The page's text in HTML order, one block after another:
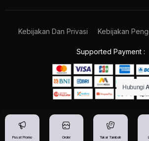
Supported Payment :
Kebijakan Dan Privasi Kebijakan
Pusat Promo Order Tukar Tambah
Hubungi